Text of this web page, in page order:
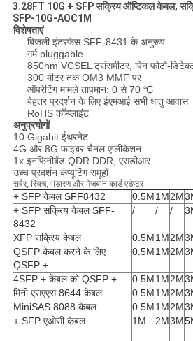
3.28FT 10G + SFP सक्रिय ऑप्टिकल केबल,
SFP-10G-AOC1M
विशेषताएं
बिजली इंटरफेस SFF-8431 के अनुरूप
गर्म pluggable
850nm VCSEL ट्रांसमीटर, पिन फोटो-
300 मीटर तक OM3 MMF पर
ऑपरेटिंग मामले तापमान: 0 से 70 ℃
बेहतर प्रदर्शन के लिए ईएमआई सभी धातु आवास
RoHS कॉम्प्लाइंट
अनुप्रयोगों
10 Gigabit ईथरनेट
4G और 8G फाइबर चैनल एप्लीकेशन
1x इनफिनीबैंड QDR.DDR, एसडीआर
उच्च प्रदर्शन कंप्यूटिंग समूहों
सर्वर, स्विच, भंडारण और मेजबान कार्ड एडेप्टर
+ SFP केबल SFF8432 0.5M1M2M
+ SFP सक्रिय केबल SFF-
8432
/ / /
XFP सक्रिय केबल 0.5M1M2M
QSFP केबल करने के लिए
QSFP +
0.5M1M2M
4SFP + केबल को QSFP + 0.5M1M2M
मिनी एसएएस 8644 केबल
0.5M1M2M
MiniSAS 8088 केबल
0.5M1M2M
+ SFP एओसी केबल
1M 2M3M